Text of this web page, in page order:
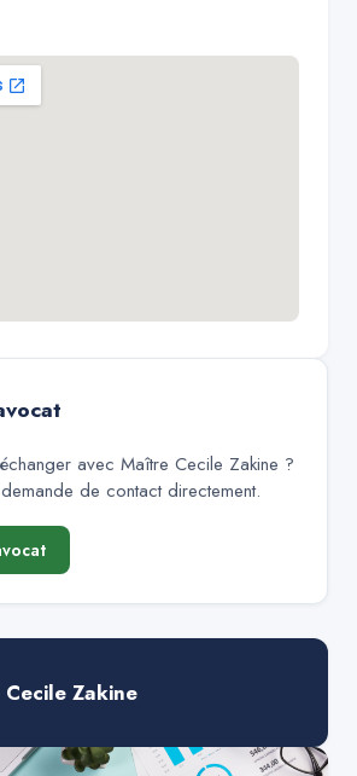
avec Maître Cecile Zakine ?
de contact directement.
Zakine